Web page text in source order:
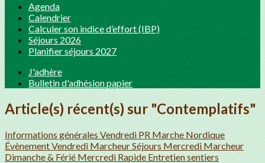
Agenda
Calendrier
Calculer son indice d’effort (IBP)
Séjours 2026
Planifier séjours 2027
J'adhère
Bulletin d'adhésion papier
Article(s) récent(s) sur "Contemplatifs"
Informations générales Vendredi PR Marche Nordique
ÉvènementVendredi MarcheurSéjours Mercredi Marcheur
Dimanche & Férié Mercredi Rapide Entretien sentiers